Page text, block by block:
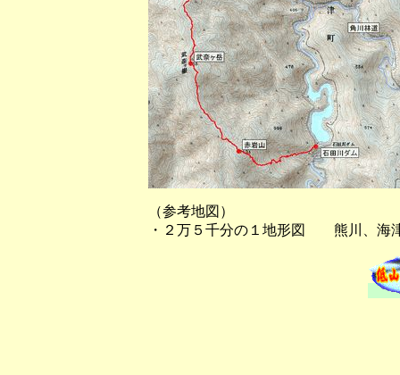
（参考地図）
・２万５千分の１地形図 熊川、海